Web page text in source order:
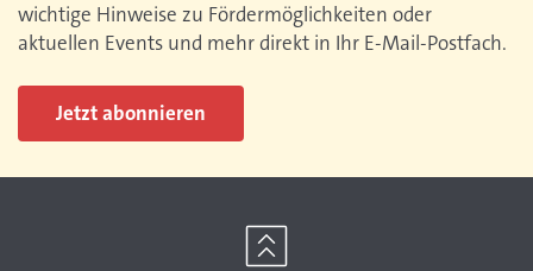
wichtige Hinweise zu Fördermöglichkeiten oder
aktuellen Events und mehr direkt in Ihr E-Mail-Postfach.
Jetzt abonnieren